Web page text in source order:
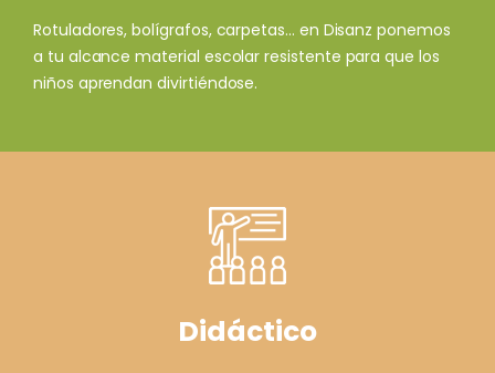
Rotuladores, bolígrafos, carpetas... en Disanz ponemos
a tu alcance material escolar resistente para que los
niños aprendan divirtiéndose.
Didáctico